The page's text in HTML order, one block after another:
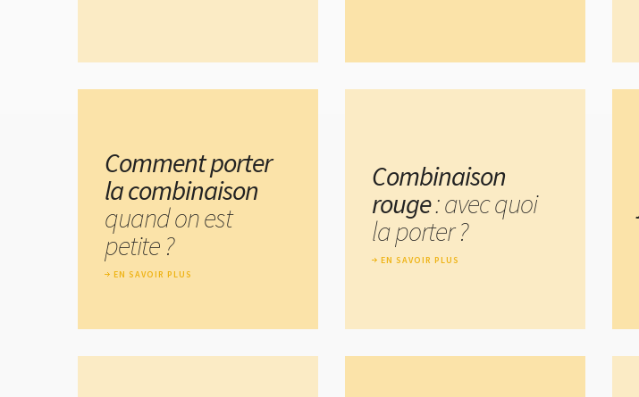
Comment porter
la combinaison
quand on est
petite ?
EN SAVOIR PLUS
Combinaison
rouge: avec quoi
la porter ?
EN SAVOIR PLUS